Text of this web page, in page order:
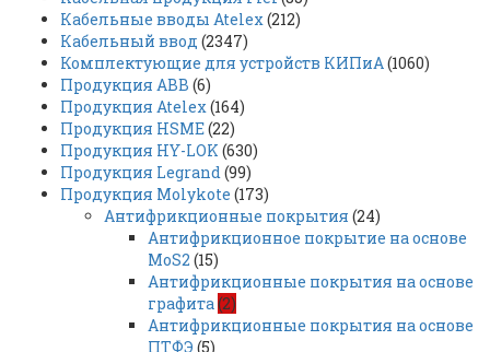
Кабельные вводы Atelex(212)
Кабельный ввод (2347)
Комплектующие для устройств КИПиА(1060)
Продукция ABB (6)
Продукция Atelex(164)
Продукция HSME(22)
Продукция HY-LOK (630)
Продукция Legrand(99)
Продукция Molykote (173)
Антифрикционные покрытия (24)
Антифрикционное покрытие на основе
MoS2 (15)
Антифрикционные покрытия на основе
графита(2)
Антифрикционные покрытия на основе
ПТФЭ (5)